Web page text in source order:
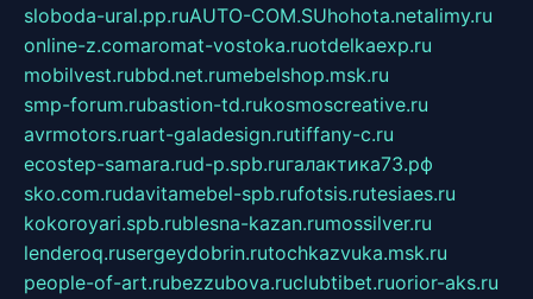
sloboda-ural.pp.ruAUTO-COM.SUhohota.netalimy.ru
online-z.comaromat-vostoka.ruotdelkaexp.ru
mobilvest.rubbd.net.rumebelshop.msk.ru
smp-forum.rubastion-td.rukosmoscreative.ru
avrmotors.ruart-galadesign.rutiffany-c.ru
ecostep-samara.rud-p.spb.ruгалактика73.рф
sko.com.rudavitamebel-spb.rufotsis.rutesiaes.ru
kokoroyari.spb.rublesna-kazan.rumossilver.ru
lenderoq.rusergeydobrin.rutochkazvuka.msk.ru
people-of-art.rubezzubova.ruclubtibet.ruorior-aks.ru